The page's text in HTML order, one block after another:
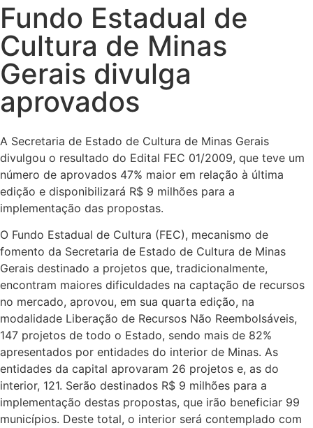
Fundo Estadual de
Cultura de Minas
Gerais divulga
aprovados
A Secretaria de Estado de Cultura de Minas Gerais
divulgou o resultado do Edital FEC 01/2009, que teve um
número de aprovados 47% maior em relação à última
edição e disponibilizará R$ 9 milhões para a
implementação das propostas.
O Fundo Estadual de Cultura (FEC), mecanismo de
fomento da Secretaria de Estado de Cultura de Minas
Gerais destinado a projetos que, tradicionalmente,
encontram maiores dificuldades na captação de recursos
no mercado, aprovou, em sua quarta edição, na
modalidade Liberação de Recursos Não Reembolsáveis,
147 projetos de todo o Estado, sendo mais de 82%
apresentados por entidades do interior de Minas. As
entidades da capital aprovaram 26 projetos e, as do
interior, 121. Serão destinados R$ 9 milhões para a
implementação destas propostas, que irão beneficiar 99
municípios. Deste total, o interior será contemplado com